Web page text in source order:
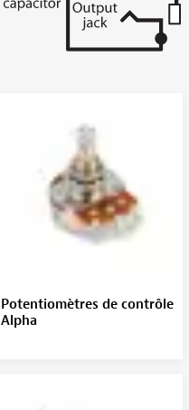
Potentiomètres de contrôle
Alpha